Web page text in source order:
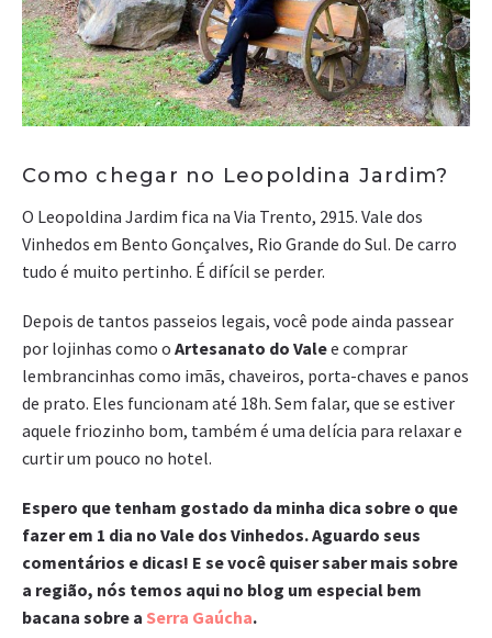
Como chegar no Leopoldina Jardim?
O Leopoldina Jardim fica na Via Trento, 2915. Vale dos
Vinhedos em Bento Gonçalves, Rio Grande do Sul. De carro
tudo é muito pertinho. É difícil se perder.
Depois de tantos passeios legais, você pode ainda passear
por lojinhas como o Artesanato do Valee comprar
lembrancinhas como imãs, chaveiros, porta-chaves e panos
de prato. Eles funcionam até 18h. Sem falar, que se estiver
aquele friozinho bom, também é uma delícia para relaxar e
curtir um pouco no hotel.
Espero que tenham gostado da minha dica sobre o que
fazer em 1 dia no Vale dos Vinhedos. Aguardo seus
comentários e dicas! E se você quiser saber mais sobre
a região, nós temos aqui no blog um especial bem
bacana sobre a Serra Gaúcha.